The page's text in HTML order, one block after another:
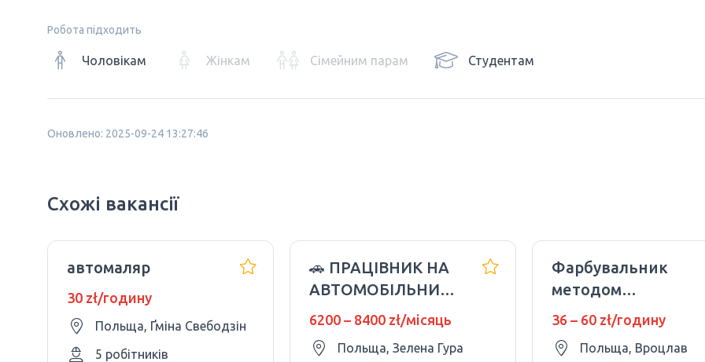
Робота підходить
Чоловікам Жінкам Сімейним парам Студентам
Оновлено: 2025-09-24 13:27:46
Схожі вакансії
автомаляр
30 zł/годину
Польща, Ґміна Свебодзін
5 робітників
🚗 ПРАЦІВНИК НА
АВТОМОБІЛЬНИЙ
ЗАВОД NISSAN
6200 – 8400 zł/місяць
Польща, Зелена Гура
Фарбувальник
методом
напилення/
Lakiernik
36 – 60 zł/годину
Польща, Вроцлав